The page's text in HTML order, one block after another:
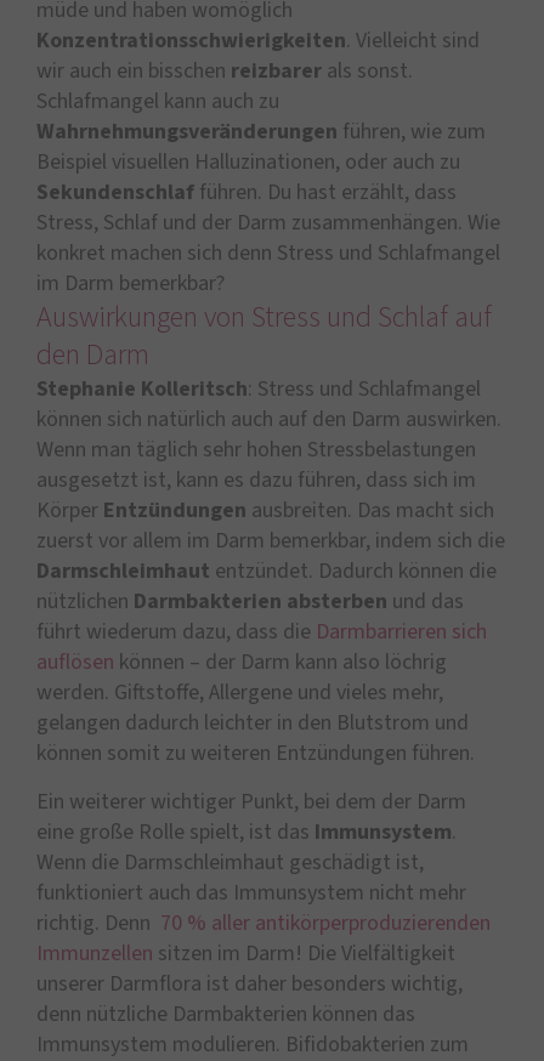
müde und haben womöglich
Konzentrationsschwierigkeiten. Vielleicht sind
wir auch ein bisschen reizbarer als sonst.
Schlafmangel kann auch zu
Wahrnehmungsveränderungen führen, wie zum
Beispiel visuellen Halluzinationen, oder auch zu
Sekundenschlaf führen. Du hast erzählt, dass
Stress, Schlaf und der Darm zusammenhängen. Wie
konkret machen sich denn Stress und Schlafmangel
im Darm bemerkbar?
Auswirkungen von Stress und Schlaf auf
den Darm
Stephanie Kolleritsch: Stress und Schlafmangel
können sich natürlich auch auf den Darm auswirken.
Wenn man täglich sehr hohen Stressbelastungen
ausgesetzt ist, kann es dazu führen, dass sich im
Körper Entzündungen ausbreiten. Das macht sich
zuerst vor allem im Darm bemerkbar, indem sich die
Darmschleimhaut entzündet. Dadurch können die
nützlichen Darmbakterien absterben und das
führt wiederum dazu, dass die Darmbarrieren sich
auflösen können – der Darm kann also löchrig
werden. Giftstoffe, Allergene und vieles mehr,
gelangen dadurch leichter in den Blutstrom und
können somit zu weiteren Entzündungen führen.
Ein weiterer wichtiger Punkt, bei dem der Darm
eine große Rolle spielt, ist das Immunsystem.
Wenn die Darmschleimhaut geschädigt ist,
funktioniert auch das Immunsystem nicht mehr
richtig. Denn 70 % aller antikörperproduzierenden
Immunzellen sitzen im Darm! Die Vielfältigkeit
unserer Darmflora ist daher besonders wichtig,
denn nützliche Darmbakterien können das
Immunsystem modulieren. Bifidobakterien zum